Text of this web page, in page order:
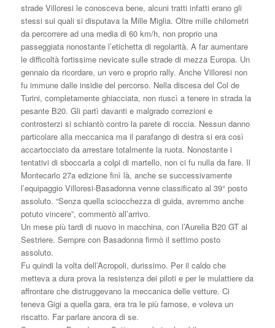
strade Villoresi le conosceva bene, alcuni tratti infatti erano gli
stessi sui quali si disputava la Mille Miglia. Oltre mille chilometri
da percorrere ad una media di 60 km/h, non proprio una
passeggiata nonostante l’etichetta di regolarità. A far aumentare
le difficoltà fortissime nevicate sulle strade di mezza Europa. Un
gennaio da ricordare, un vero e proprio rally. Anche Villoresi non
fu immune dalle insidie del percorso. Nella discesa del Col de
Turini, completamente ghiacciata, non riuscì a tenere in strada la
pesante B20. Gli partì davanti e malgrado correzioni e
controsterzi si schiantò contro la parete di roccia. Nessun danno
particolare alla meccanica ma il parafango di destra si era così
accartocciato da arrestare totalmente la ruota. Nonostante i
tentativi di sboccarla a colpi di martello, non ci fu nulla da fare. Il
Montecarlo 27a edizione finì là, anche se successivamente
l’equipaggio Villoresi-Basadonna venne classificato al 39° posto
assoluto. “Senza quella sciocchezza di guida, avremmo anche
potuto vincere”, commentò all’arrivo.
Un mese più tardi di nuovo in macchina, con l’Aurelia B20 GT al
Sestriere. Sempre con Basadonna firmò il settimo posto
assoluto.
Fu quindi la volta dell’Acropoli, durissimo. Per il caldo che
metteva a dura prova la resistenza dei piloti e per le mulattiere da
affrontare che distruggevano la meccanica delle vetture. Ci
teneva Gigi a quella gara, era tra le più famose, e voleva un
riscatto. Far parlare ancora di se.